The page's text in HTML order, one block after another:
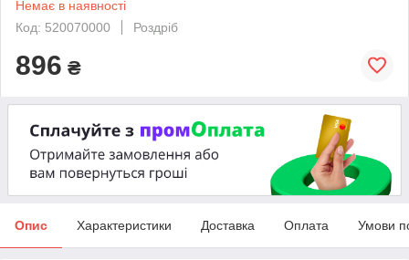
Немає в наявності
Код: 520070000
Роздріб
896 ₴
Опис Характеристики Доставка Оплата Умови